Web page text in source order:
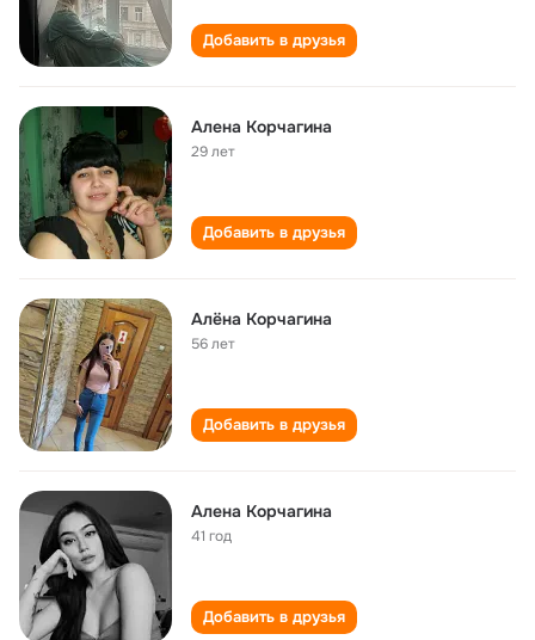
Добавить в друзья
Алена Корчагина
29 лет
Добавить в друзья
Алёна Корчагина
56 лет
Добавить в друзья
Алена Корчагина
41 год
Добавить в друзья